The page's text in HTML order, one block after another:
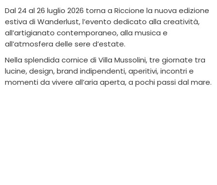
Dal 24 al 26 luglio 2026 torna a Riccione la nuova edizione
estiva di Wanderlust, l’evento dedicato alla creatività,
all’artigianato contemporaneo, alla musica e
all’atmosfera delle sere d’estate.
Nella splendida cornice di Villa Mussolini, tre giornate tra
lucine, design, brand indipendenti, aperitivi, incontri e
momenti da vivere all’aria aperta, a pochi passi dal mare.